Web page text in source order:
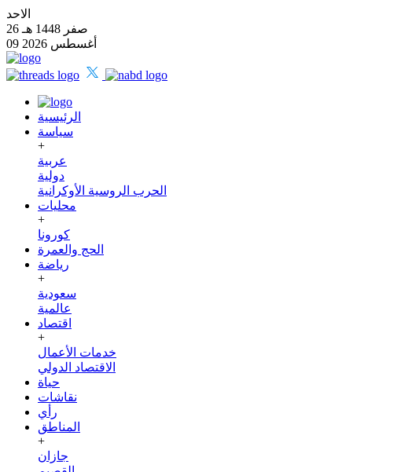
الاحد
26 صفر 1448 هـ
09 أغسطس 2026
الرئيسية
سياسة
+
عربية
دولية
الحرب الروسية الأوكرانية
محليات
+
كورونا
الحج والعمرة
رياضة
+
سعودية
عالمية
اقتصاد
+
خدمات الأعمال
الاقتصاد الدولي
حياة
نقاشات
رأي
المناطق
+
جازان